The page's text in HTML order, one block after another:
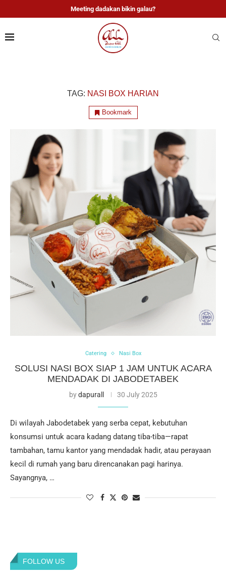
Meeting dadakan bikin galau?
TAG: NASI BOX HARIAN
Bookmark
Catering Nasi Box
SOLUSI NASI BOX SIAP 1 JAM UNTUK ACARA
MENDADAK DI JABODETABEK
bydapurall 30 July 2025
Di wilayah Jabodetabek yang serba cepat, kebutuhan
konsumsi untuk acara kadang datang tiba-tiba—rapat
tambahan, tamu kantor yang mendadak hadir, atau perayaan
kecil di rumah yang baru direncanakan pagi harinya.
Sayangnya, …
FOLLOW US